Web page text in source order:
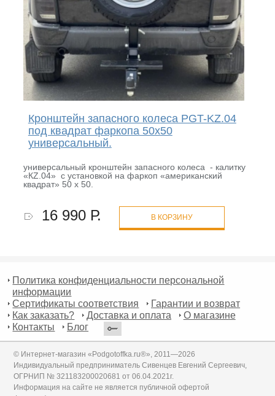
Кронштейн запасного колеса PGT-KZ.04
под квадрат фаркопа 50х50
универсальный.
универсальный кронштейн запасного колеса - калитку
«КZ.04» с установкой на фаркоп «американский
квадрат» 50 х 50.
16 990 Р. В КОРЗИНУ
Политика конфиденциальности персональной
информации
Сертификаты соответствия
Гарантии и возврат
Как заказать?
Доставка и оплата
О магазине
Контакты
Блог
© Интернет-магазин «Podgotoffka.ru®», 2011—2026
Индивидуальный предприниматель Сивенцев Евгений Сергеевич,
ОГРНИП № 321183200020681 от 06.04.2021г.
Информация на сайте не является публичной офертой